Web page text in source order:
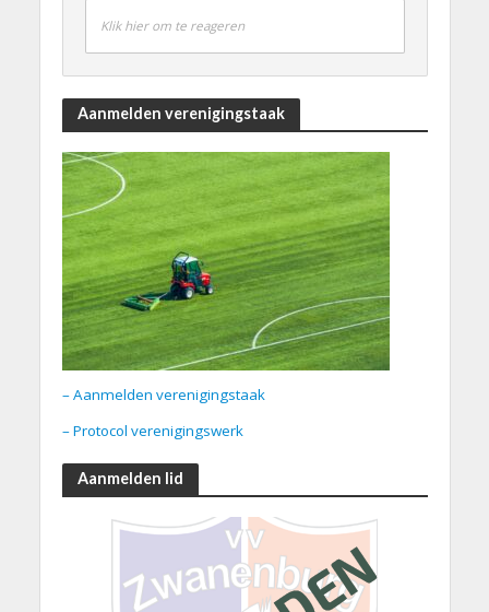
Klik hier om te reageren
Aanmelden verenigingstaak
– Aanmelden verenigingstaak
– Protocol verenigingswerk
Aanmelden lid